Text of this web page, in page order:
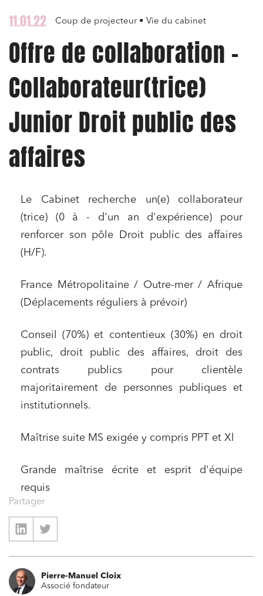
11.01.22 Coup de projecteur • Vie du cabinet
Offre de collaboration –
Collaborateur(trice)
Junior Droit public des
affaires
Le Cabinet recherche un(e) collaborateur
(trice) (0 à - d'un an d'expérience) pour
renforcer son pôle Droit public des affaires
(H/F).
France Métropolitaine / Outre-mer / Afrique
(Déplacements réguliers à prévoir)
Conseil (70%) et contentieux (30%) en droit
public, droit public des affaires, droit des
contrats publics pour clientèle
majoritairement de personnes publiques et
institutionnels.
Maîtrise suite MS exigée y compris PPT et Xl
Grande maîtrise écrite et esprit d'équipe
requis
Partager
Pierre-Manuel Cloix
Associé fondateur